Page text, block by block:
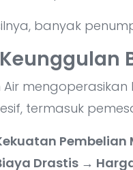
banyak
Air
termasuk
Pembelian
Drastis →